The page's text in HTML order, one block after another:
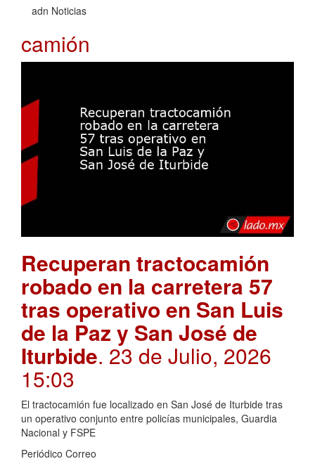
adn Noticias
camión
Recuperan tractocamión
robado en la carretera 57
tras operativo en San Luis
de la Paz y San José de
Iturbide. 23 de Julio, 2026
15:03
El tractocamión fue localizado en San José de Iturbide tras
un operativo conjunto entre policías municipales, Guardia
Nacional y FSPE
Periódico Correo